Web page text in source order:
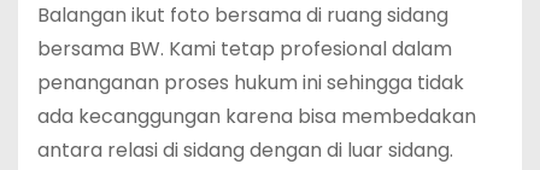
Balangan ikut foto bersama di ruang sidang
bersama BW. Kami tetap profesional dalam
penanganan proses hukum ini sehingga tidak
ada kecanggungan karena bisa membedakan
antara relasi di sidang dengan di luar sidang.